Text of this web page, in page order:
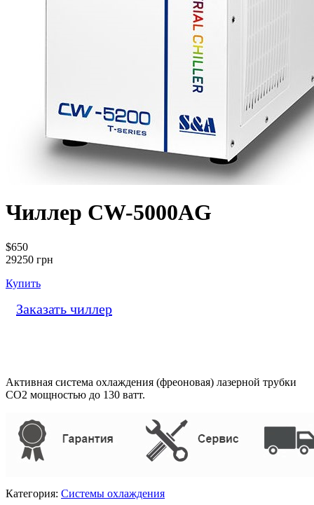
Чиллер CW-5000AG
$650
29250 грн
Купить
Заказать чиллер
Активная система охлаждения (фреоновая) лазерной трубки
CO2 мощностью до 130 ватт.
Категория: Системы охлаждения